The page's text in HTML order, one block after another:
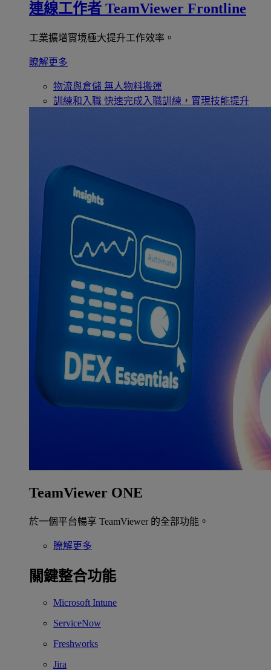
連線工作者 TeamViewer Frontline
工業擴增實境極大提升工作效率。
瞭解更多
物流與倉儲 無人物料搬運
訓練和入職 快速完成入職訓練，實現技能提升
TeamViewer ONE
於一個平台暢享 TeamViewer 的全部功能。
瞭解更多
關鍵整合功能
Microsoft Intune
ServiceNow
Freshworks
Jira